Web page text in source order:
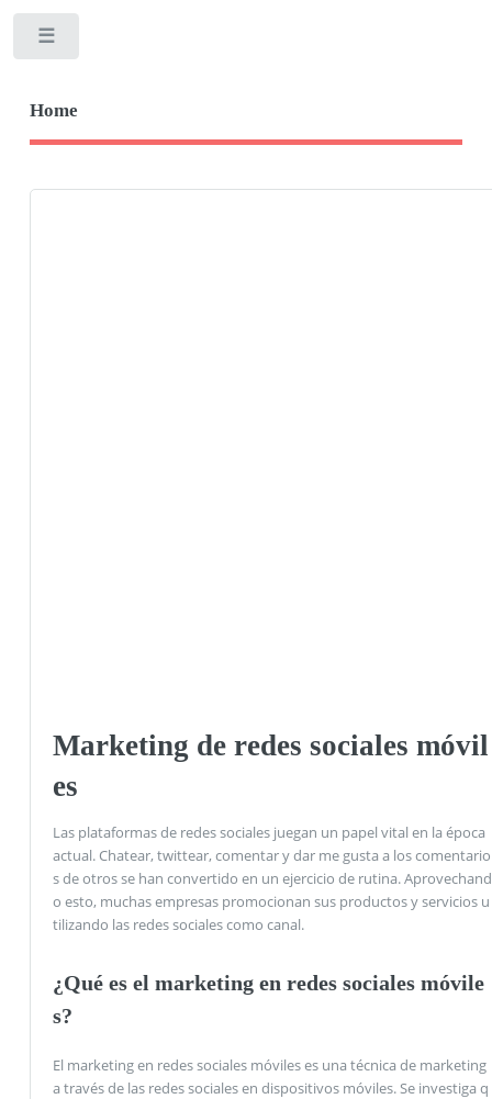
Home
Marketing de redes sociales móvil
es
Las plataformas de redes sociales juegan un papel vital en la época
actual. Chatear, twittear, comentar y dar me gusta a los comentario
s de otros se han convertido en un ejercicio de rutina. Aprovechand
o esto, muchas empresas promocionan sus productos y servicios u
tilizando las redes sociales como canal.
¿Qué es el marketing en redes sociales móvile
s?
El marketing en redes sociales móviles es una técnica de marketing
a través de las redes sociales en dispositivos móviles. Se investiga q